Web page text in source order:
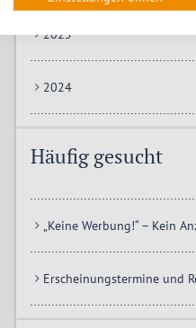
2025
2024
Häufig gesucht
„Keine Werbung!“ – Kein
Erscheinungstermine und